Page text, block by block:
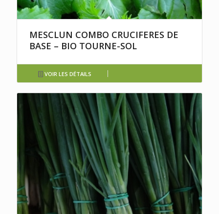
MESCLUN COMBO CRUCIFERES DE
BASE – BIO TOURNE-SOL
VOIR LES DÉTAILS